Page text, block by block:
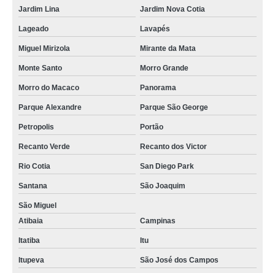
Jardim Lina Jardim Nova Cotia
Lageado Lavapés
Miguel Mirizola Mirante da Mata
Monte Santo Morro Grande
Morro do Macaco Panorama
Parque Alexandre Parque São George
Petropolis Portão
Recanto Verde Recanto dos Victor
Rio Cotia San Diego Park
Santana São Joaquim
São Miguel
Atibaia
Campinas
Itatiba Itu
Itupeva São José dos Campos